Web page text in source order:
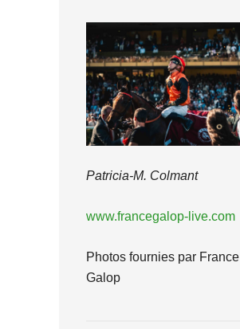
Patricia-M. Colmant
www.francegalop-live.com
Photos fournies par France
Galop